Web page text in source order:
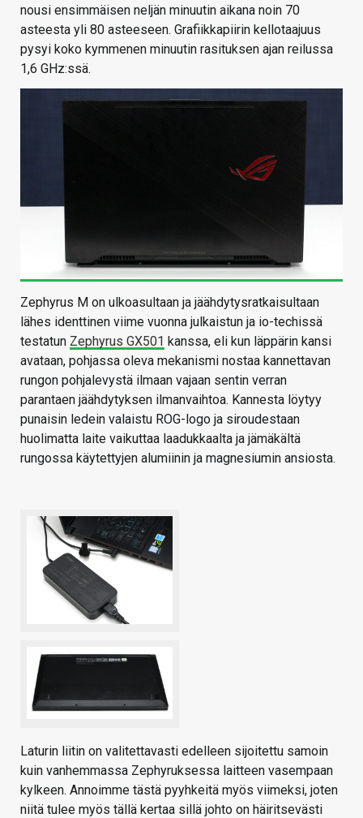
nousi ensimmäisen neljän minuutin aikana noin 70
asteesta yli 80 asteeseen. Grafiikkapiirin kellotaajuus
pysyi koko kymmenen minuutin rasituksen ajan reilussa
1,6 GHz:ssä.
Zephyrus M on ulkoasultaan ja jäähdytysratkaisultaan
lähes identtinen viime vuonna julkaistun ja io-techissä
testatun Zephyrus GX501 kanssa, eli kun läppärin kansi
avataan, pohjassa oleva mekanismi nostaa kannettavan
rungon pohjalevystä ilmaan vajaan sentin verran
parantaen jäähdytyksen ilmanvaihtoa. Kannesta löytyy
punaisin ledein valaistu ROG-logo ja siroudestaan
huolimatta laite vaikuttaa laadukkaalta ja jämäkältä
rungossa käytettyjen alumiinin ja magnesiumin ansiosta.
Laturin liitin on valitettavasti edelleen sijoitettu samoin
kuin vanhemmassa Zephyruksessa laitteen vasempaan
kylkeen. Annoimme tästä pyyhkeitä myös viimeksi, joten
niitä tulee myös tällä kertaa sillä johto on häiritsevästi